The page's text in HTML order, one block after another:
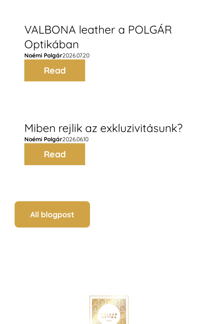
VALBONA leather a POLGÁR
Optikában
Noémi Polgár2026.07.20
Read
Miben rejlik az exkluzivitásunk?
Noémi Polgár2026.06.10
Read
All blogpost